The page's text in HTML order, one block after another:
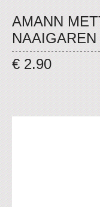
AMANN
€ 2.90